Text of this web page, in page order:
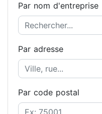
Par nom d'entreprise
Par adresse
Par code postal